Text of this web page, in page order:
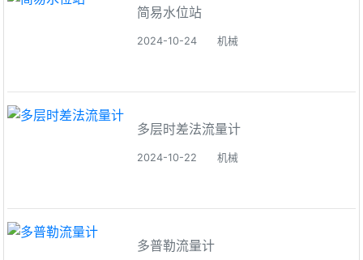
简易水位站
2024-10-24 机械
多层时差法流量计
2024-10-22 机械
多普勒流量计